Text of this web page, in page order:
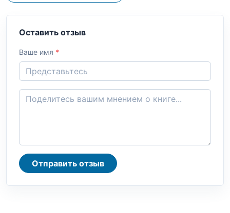
Оставить отзыв
Ваше имя *
Отправить отзыв